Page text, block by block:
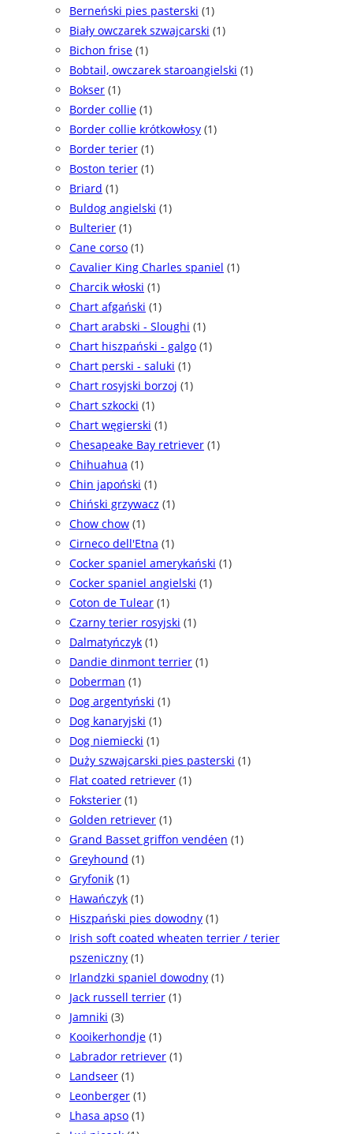
Berneński pies pasterski (1)
Biały owczarek szwajcarski (1)
Bichon frise (1)
Bobtail, owczarek staroangielski (1)
Bokser (1)
Border collie (1)
Border collie krótkowłosy (1)
Border terier (1)
Boston terier (1)
Briard (1)
Buldog angielski (1)
Bulterier (1)
Cane corso (1)
Cavalier King Charles spaniel (1)
Charcik włoski (1)
Chart afgański (1)
Chart arabski - Sloughi (1)
Chart hiszpański - galgo (1)
Chart perski - saluki (1)
Chart rosyjski borzoj (1)
Chart szkocki (1)
Chart węgierski (1)
Chesapeake Bay retriever (1)
Chihuahua (1)
Chin japoński (1)
Chiński grzywacz (1)
Chow chow (1)
Cirneco dell'Etna (1)
Cocker spaniel amerykański (1)
Cocker spaniel angielski (1)
Coton de Tulear (1)
Czarny terier rosyjski (1)
Dalmatyńczyk (1)
Dandie dinmont terrier (1)
Doberman (1)
Dog argentyński (1)
Dog kanaryjski (1)
Dog niemiecki (1)
Duży szwajcarski pies pasterski (1)
Flat coated retriever (1)
Foksterier (1)
Golden retriever (1)
Grand Basset griffon vendéen (1)
Greyhound (1)
Gryfonik (1)
Hawańczyk (1)
Hiszpański pies dowodny (1)
Irish soft coated wheaten terrier / terier
pszeniczny (1)
Irlandzki spaniel dowodny (1)
Jack russell terrier (1)
Jamniki (3)
Kooikerhondje (1)
Labrador retriever (1)
Landseer (1)
Leonberger (1)
Lhasa apso (1)